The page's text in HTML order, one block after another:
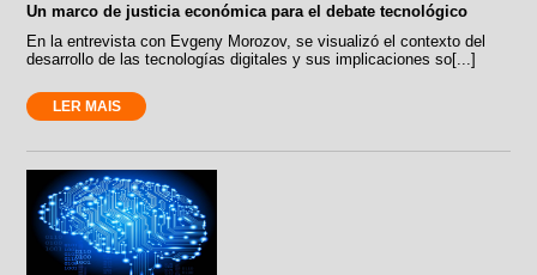
Un marco de justicia económica para el debate tecnológico
En la entrevista con Evgeny Morozov, se visualizó el contexto del
desarrollo de las tecnologías digitales y sus implicaciones so[...]
LER MAIS